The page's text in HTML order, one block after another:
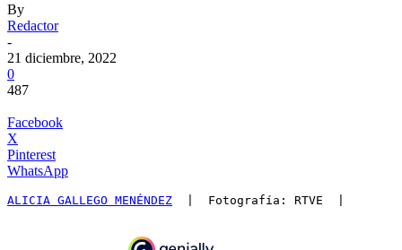
By
Redactor
-
21 diciembre, 2022
0
487
Facebook
X
Pinterest
WhatsApp
ALICIA GALLEGO MENÉNDEZ |  Fotografía: RTVE  |